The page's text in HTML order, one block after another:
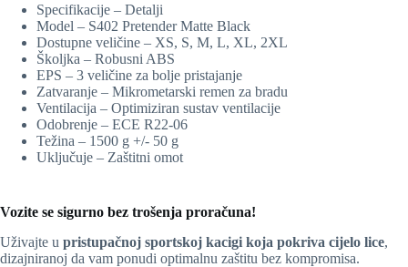
Specifikacije – Detalji
Model – S402 Pretender Matte Black
Dostupne veličine – XS, S, M, L, XL, 2XL
Školjka – Robusni ABS
EPS – 3 veličine za bolje pristajanje
Zatvaranje – Mikrometarski remen za bradu
Ventilacija – Optimiziran sustav ventilacije
Odobrenje – ECE R22-06
Težina – 1500 g +/- 50 g
Uključuje – Zaštitni omot
Vozite se sigurno bez trošenja proračuna!
Uživajte u pristupačnoj sportskoj kacigi koja pokriva cijelo lice,
dizajniranoj da vam ponudi optimalnu zaštitu bez kompromisa.